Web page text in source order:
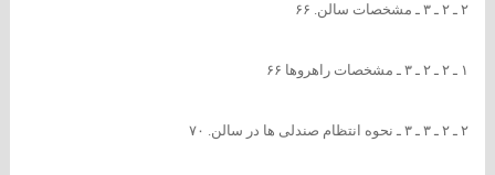
۲ ـ ۲ ـ ۳ ـ مشخصات سالن. ۶۶
۱ ـ ۲ ـ ۲ ـ ۳ ـ مشخصات راهروها ۶۶
۲ ـ ۲ ـ ۳ ـ ۳ ـ نحوه انتظام صندلی ها در سالن. ۷۰